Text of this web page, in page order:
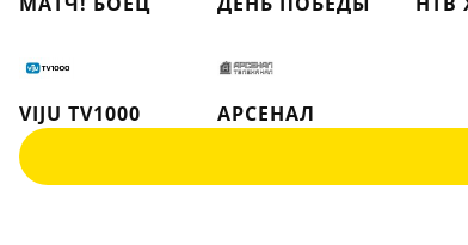
VIJU TV1000
АРСЕНАЛ